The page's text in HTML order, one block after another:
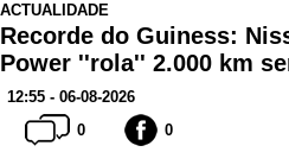
ACTUALIDADE
Recorde do Guiness:
Power ''rola'' 2.000 km
12:55 - 06-08-2026
0
0